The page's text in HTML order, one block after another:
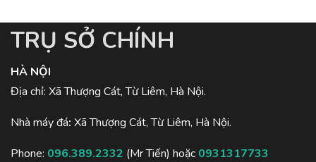
TRỤ SỞ CHÍNH
HÀ NỘI
Địa chỉ: Xã Thượng Cát, Từ Liêm, Hà Nội.
Nhà máy đá: Xã Thượng Cát, Từ Liêm, Hà Nội.
Phone: 096.389.2332 (Mr Tiến) hoặc 0931317733